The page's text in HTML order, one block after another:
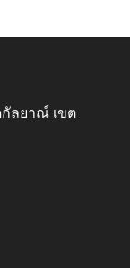
กัลยาณ์ เขต